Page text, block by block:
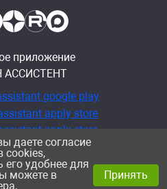
приложение
АССИСТЕНТ
2026
даете согласие
cookies,
удобнее для
можете в
Принять